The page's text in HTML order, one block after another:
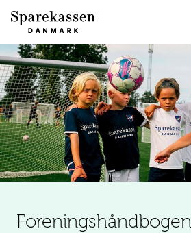
Foreningshåndbogen